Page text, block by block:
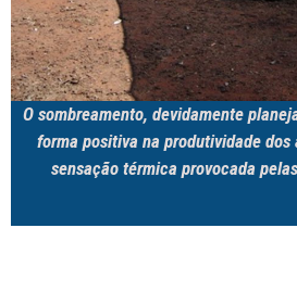
O sombreamento, devidamente
forma positiva na produtividade
sensação térmica provocada